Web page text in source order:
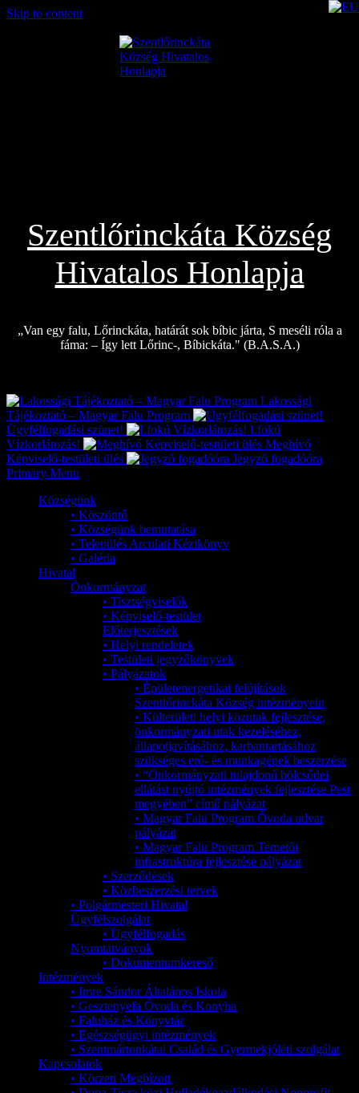
Skip to content
Szentlőrinckáta Község
Hivatalos Honlapja
„Van egy falu, Lőrinckáta, határát sok bíbic járta, S meséli róla a
fáma: – Így lett Lőrinc-, Bíbickáta." (B.A.S.A.)
Lakossági
Tájékoztató – Magyar Falu Program
Ügyfélfogadási szünet!
I.fokú
Vízkorlátozás!
Meghívó
Képviselő-testületi ülés
Jegyző fogadóóra
Primary Menu
Községünk
• Köszöntő
• Községünk bemutatása
• Település Arculati Kézikönyv
• Galéria
Hivatal
Önkormányzat
• Tisztségviselők
• Képviselő-testület
Előterjesztések
• Helyi rendeletek
• Testületi jegyzőkönyvek
• Pályázatok
• Épületenergetikai felújítások
Szentlőrinckáta Község intézményein
• Külterületi helyi közutak fejlesztése,
önkormányzati utak kezeléséhez,
állapotjavításához, karbantartásához
szükséges erő- és munkagépek beszerzése
• “Önkormányzati tulajdonú bölcsődei
ellátást nyújtó intézmények fejlesztése Pest
megyében” című pályázat
• Magyar Falu Program Óvoda udvar
pályázat
• Magyar Falu Program Temetői
infrastruktúra fejlesztése pályázat
• Szerződések
• Közbeszerzési tervek
• Polgármesteri Hivatal
Ügyfélszolgálat
• Ügyfélfogadás
Nyomtatványok
• Dokumentumkereső
Intézmények
• Imre Sándor Általános Iskola
• Gesztenyefa Óvoda és Konyha
• Faluház és Könyvtár
• Egészségügyi intézmények
• Szentmártonkátai Család és Gyermekjóléti szolgálat
Kapcsolatok
• Körzeti Megbízott